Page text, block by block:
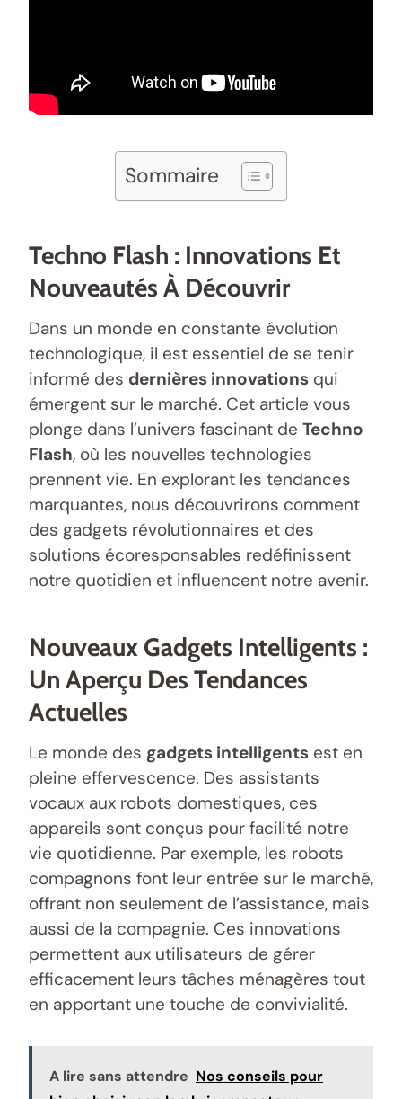
Sommaire
Techno Flash : Innovations Et
Nouveautés À Découvrir
Dans un monde en constante évolution
technologique, il est essentiel de se tenir
informé des dernières innovations qui
émergent sur le marché. Cet article vous
plonge dans l’univers fascinant de Techno
Flash, où les nouvelles technologies
prennent vie. En explorant les tendances
marquantes, nous découvrirons comment
des gadgets révolutionnaires et des
solutions écoresponsables redéfinissent
notre quotidien et influencent notre avenir.
Nouveaux Gadgets Intelligents :
Un Aperçu Des Tendances
Actuelles
Le monde des gadgets intelligents est en
pleine effervescence. Des assistants
vocaux aux robots domestiques, ces
appareils sont conçus pour facilité notre
vie quotidienne. Par exemple, les robots
compagnons font leur entrée sur le marché,
offrant non seulement de l’assistance, mais
aussi de la compagnie. Ces innovations
permettent aux utilisateurs de gérer
efficacement leurs tâches ménagères tout
en apportant une touche de convivialité.
A lire sans attendre Nos conseils pour